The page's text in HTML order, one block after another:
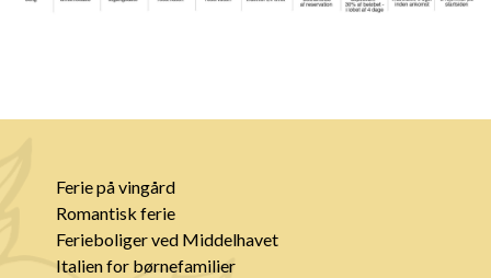
Ferie på vingård
Romantisk ferie
Ferieboliger ved Middelhavet
Italien for børnefamilier